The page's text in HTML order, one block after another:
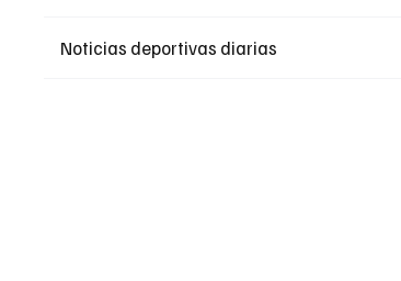
Noticias deportivas diarias